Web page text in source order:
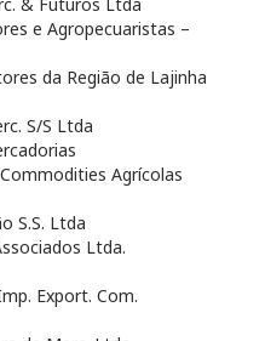
e Agropecuaristas –
da Região de Lajinha
S/S Ltda
Agrícolas
S.S. Ltda
Ltda.
Export. Com.